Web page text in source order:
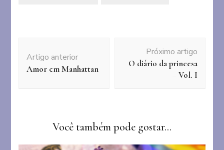
de
post
Artigo anterior
Amor em Manhattan
Próximo artigo
O diário da princesa
– Vol. I
Você também pode gostar...